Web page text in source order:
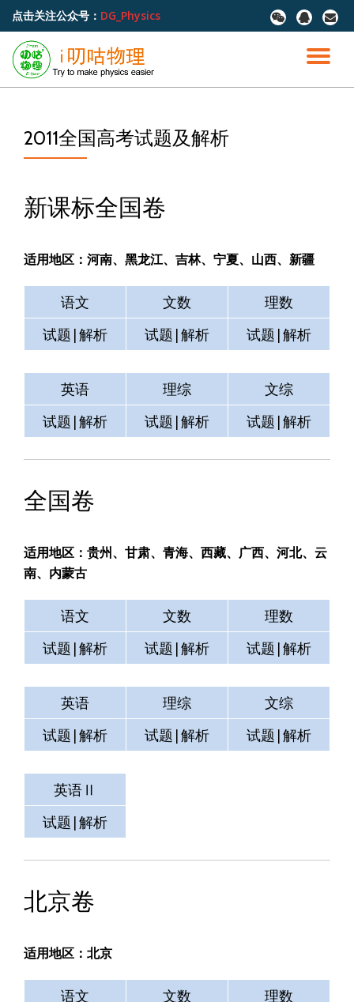
容
点击关注公众号： DG_Physics
fa-
wechat
fa-
qq
fa-
切
2011全国高考试题及解析
新课标全国卷
适用地区：河南、黑龙江、吉林、宁夏、山西、新疆
语文 文数
理数
试题|解析
试题|解析 试题|解析
英语 理综
文综
试题|解析
试题|解析 试题|解析
全国卷
适用地区：贵州、甘肃、青海、西藏、广西、河北、云
南、内蒙古
语文 文数
理数
试题|解析
试题|解析 试题|解析
英语 理综
文综
试题|解析
试题|解析 试题|解析
英语Ⅱ
试题|解析
北京卷
适用地区：北京
语文 文数
理数